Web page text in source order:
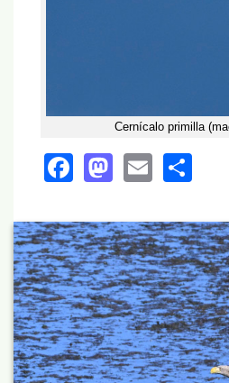
Cernícalo primilla
Facebook
Mastodon
Email